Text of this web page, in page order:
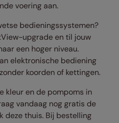
voering aan.
bedieningssystemen?
upgrade en til jouw
een hoger niveau.
elektronische bediening
koorden of kettingen.
kleur en de pompoms in
vandaag nog gratis de
deze thuis. Bij bestelling